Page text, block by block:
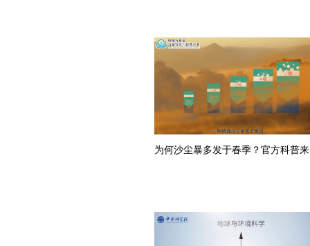
为何沙尘暴多发于春季？官方科普